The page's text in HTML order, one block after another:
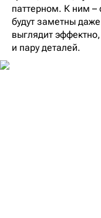
паттерном. К ним
будут заметны
выглядит
и пару деталей.